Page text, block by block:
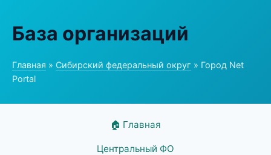
База организаций
Главная » Сибирский федеральный округ » Город Net
Portal
🏠 Главная
Центральный ФО